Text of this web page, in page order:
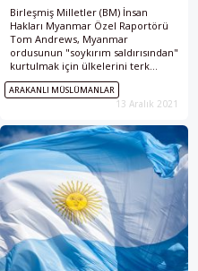
Birleşmiş Milletler (BM) İnsan
Hakları Myanmar Özel Raportörü
Tom Andrews, Myanmar
ordusunun "soykırım saldırısından"
kurtulmak için ülkelerini terk
etmek zorunda kalan yaklaşık 1
milyon Arakanlı Müslüman'ın
unutulmaması için uluslararası
ARAKANLI MÜSLÜMANLAR
13 Aralık 2021